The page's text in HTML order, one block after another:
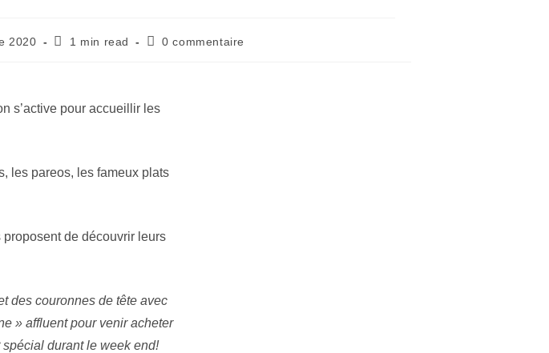
2020 1 min read 0 commentaire
s’active pour accueillir les
les pareos, les fameux plats
de découvrir leurs
des couronnes de tête avec
» affluent pour venir acheter
durant le week end!